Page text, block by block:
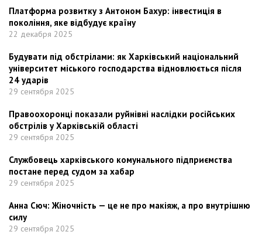
Платформа розвитку з Антоном Бахур: інвестиція в
покоління, яке відбудує країну
22 декабря 2025
Будувати під обстрілами: як Харківський національний
університет міського господарства відновлюється після
24 ударів
29 сентября 2025
Правоохоронці показали руйнівні наслідки російських
обстрілів у Харківській області
29 сентября 2025
Службовець харківського комунального підприємства
постане перед судом за хабар
29 сентября 2025
Анна Сюч: Жіночність — це не про макіяж, а про внутрішню
силу
29 сентября 2025